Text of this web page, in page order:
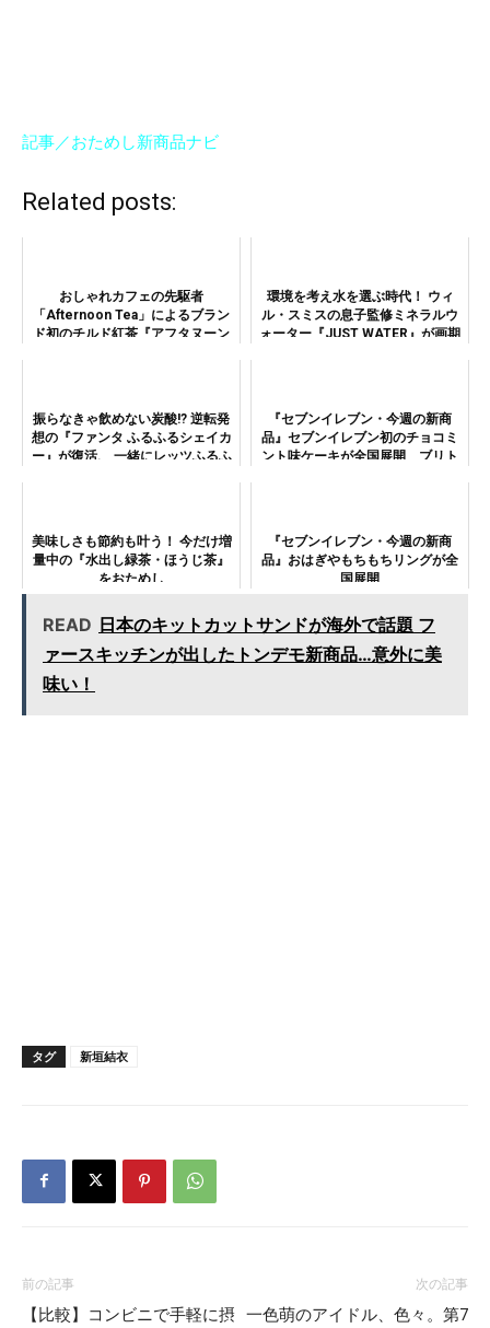
記事／おためし新商品ナビ
Related posts:
おしゃれカフェの先駆者
「Afternoon Tea」によるブラン
ド初のチルド紅茶『アフタヌーン
環境を考え水を選ぶ時代！ ウィ
ル・スミスの息子監修ミネラルウ
ォーター『JUST WATER』が画期
振らなきゃ飲めない炭酸!? 逆転発
想の『ファンタ ふるふるシェイカ
ー』が復活、 一緒にレッツふるふ
『セブンイレブン・今週の新商
品』セブンイレブン初のチョコミ
ント味ケーキが全国展開 ブリト
美味しさも節約も叶う！ 今だけ増
量中の『水出し緑茶・ほうじ茶』
をおためし
『セブンイレブン・今週の新商
品』おはぎやもちもちリングが全
国展開
READ 日本のキットカットサンドが海外で話題 フ
ァースキッチンが出したトンデモ新商品…意外に美
味い！
タグ 新垣結衣
前の記事
【比較】コンビニで手軽に摂
次の記事
一色萌のアイドル、色々。第7